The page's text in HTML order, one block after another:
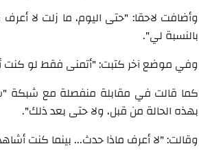
وأضافت لاحقا: "حتى اليوم، ما زلت لا
بالنسبة لي".
وفي موضع آخر كتبت: "أتمنى فقط لو كنت
كما قالت في مقابلة منفصلة مع شبكة
بهذه الحالة من قبل، ولا حتى بعد ذلك".
وقالت: "لا أعرف ماذا حدث... بينما كنت